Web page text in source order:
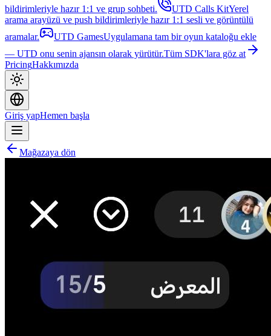
bildirimleriyle hazır 1:1 ve grup sohbeti.
UTD Calls KitYerel
arama arayüzü ve push bildirimleriyle hazır 1:1 sesli ve görüntülü
aramalar.
UTD GamesUygulamana tam bir oyun kataloğu ekle
— UTD onu senin ajansın olarak yürütür.Tüm SDK'lara göz at
PricingHakkımızda
Giriş yapHemen başla
Mağazaya dön